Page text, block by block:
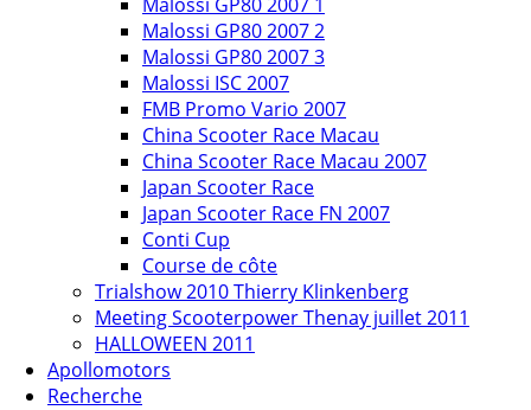
Malossi GP80 2007 2
Malossi GP80 2007 3
Malossi ISC 2007
FMB Promo Vario 2007
China Scooter Race Macau
China Scooter Race Macau 2007
Japan Scooter Race
Japan Scooter Race FN 2007
Conti Cup
Course de côte
Trialshow 2010 Thierry Klinkenberg
Meeting Scooterpower Thenay juillet 2011
HALLOWEEN 2011
Apollomotors
Recherche